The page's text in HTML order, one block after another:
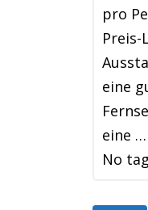
pro
Preis-
eine
eine …
No